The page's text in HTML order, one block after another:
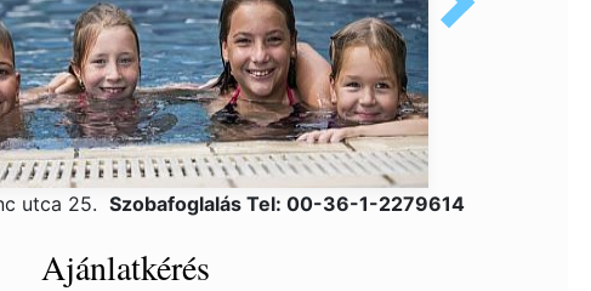
utca 25. Szobafoglalás Tel: 00-36-1-2279614
Ajánlatkérés